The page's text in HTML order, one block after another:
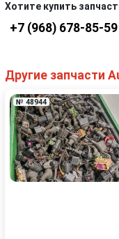
Хотите купить
+7 (968) 678-85-59
Другие запчасти
№ 48944